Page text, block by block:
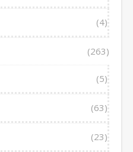
(4)
(263)
(5)
(63)
(23)